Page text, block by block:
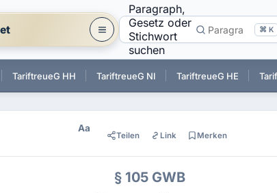
Paragraph,
Gesetz oder
Stichwort
suchen
⌘ K
TariftreueG HH TariftreueG NI TariftreueG HE
Aa
Teilen Link Merken
§ 105 GWB